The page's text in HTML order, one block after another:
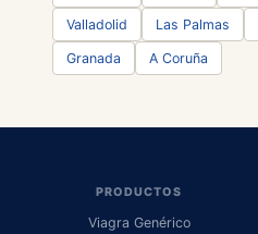
Valladolid Las Palmas
Granada A Coruña
PRODUCTOS
Viagra Genérico